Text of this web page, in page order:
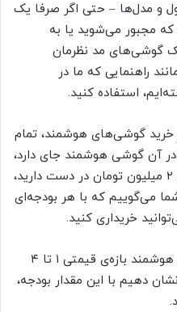
و مدل‌ها – حتی اگر صرفا یک
که مجبور می‌شوید یا به
گوشی‌های مد نظرمان
راهنمایی که ما در
استفاده کنید.
خرید‌ گوشی‌های هوشمند، تمام
آن گوشی هوشمند جای دارد،
پوشش دهیم. فرقی ندارد که شما ۲ میلیون تومان در دست دارید،
می‌گوییم که با هر بودجه‌ای
خریداری کنید.
در این مطلب، به سراغ گوشی‌های هوشمند بازه‌ی قیمتی ۱ تا ۴
دهیم با این مقدار بودجه،